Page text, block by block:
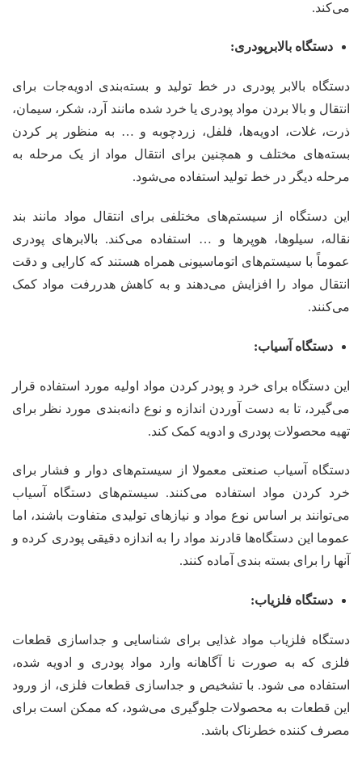
می‌کند.
دستگاه بالابرپودری:
دستگاه بالابر پودری در خط تولید و بسته‌بندی ادویه‌جات برای
انتقال و بالا بردن مواد پودری یا خرد شده مانند آرد، شکر، سیمان،
ذرت، غلات، ادویه‌ها، فلفل، زردچوبه و … به منظور پر کردن
بسته‌های مختلف و همچنین برای انتقال مواد از یک مرحله به
مرحله دیگر در خط تولید استفاده می‌شود.
این دستگاه از سیستم‌های مختلفی برای انتقال مواد مانند بند
نقاله، سیلوها، هوپرها و … استفاده می‌کند. بالابرهای پودری
عموماً با سیستم‌های اتوماسیونی همراه هستند که کارایی و دقت
انتقال مواد را افزایش می‌دهند و به کاهش هدررفت مواد کمک
می‌کنند.
دستگاه آسیاب:
این دستگاه برای خرد و پودر کردن مواد اولیه مورد استفاده قرار
می‌گیرد، تا به دست آوردن اندازه و نوع دانه‌بندی مورد نظر برای
تهیه محصولات پودری و ادویه کمک کند.
دستگاه آسیاب صنعتی معمولا از سیستم‌های دوار و فشار برای
خرد کردن مواد استفاده می‌کنند. سیستم‌های دستگاه آسیاب
می‌توانند بر اساس نوع مواد و نیازهای تولیدی متفاوت باشند، اما
عموما این دستگاه‌ها قادرند مواد را به اندازه دقیقی پودری کرده و
آنها را برای بسته بندی آماده کنند.
دستگاه فلزیاب:
دستگاه فلزیاب مواد غذایی برای شناسایی و جداسازی قطعات
فلزی که به صورت نا آگاهانه وارد مواد پودری و ادویه شده،
استفاده می شود. با تشخیص و جداسازی قطعات فلزی، از ورود
این قطعات به محصولات جلوگیری می‌شود، که ممکن است برای
مصرف کننده خطرناک باشد.